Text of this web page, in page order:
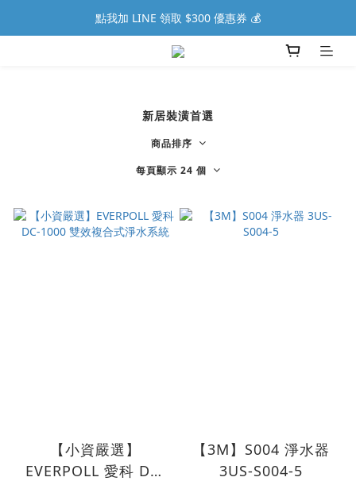
點我加 LINE 領取 $300 優惠券 💰
新居裝潢首選
商品排序
每頁顯示 24 個
【小資嚴選】
EVERPOLL 愛科 DC-
【3M】S004 淨水器
3US-S004-5